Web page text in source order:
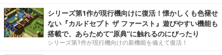
シリーズ第1作が現行機向けに復活！懐かしくも色褪せ
ない『カルドセプト ザ ファースト』遊びやすい機能も
搭載で、あらためて“原典”に触れるのにぴったり
シリーズ第1作が現行機向けの新機能を備えて復活！